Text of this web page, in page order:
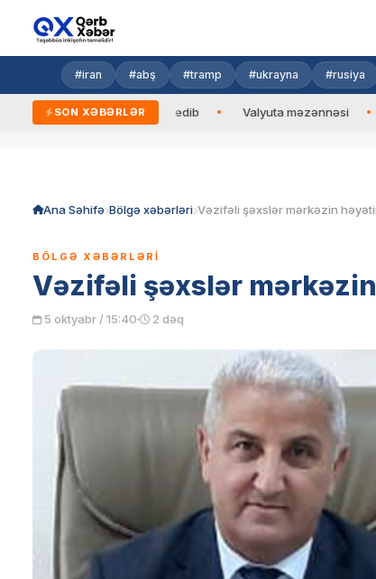
#iran #abş #tramp #ukrayna #rusiya
SON XƏBƏRLƏR
Prezidentinə zəng edib Valyuta məzənnəsi Azad
Ana Səhifə Bölgə xəbərləri Vəzifəli şəxslər mərkəzin
BÖLGƏ XƏBƏRLƏRI
Vəzifəli şəxslər
5 oktyabr / 15:40 2 dəq